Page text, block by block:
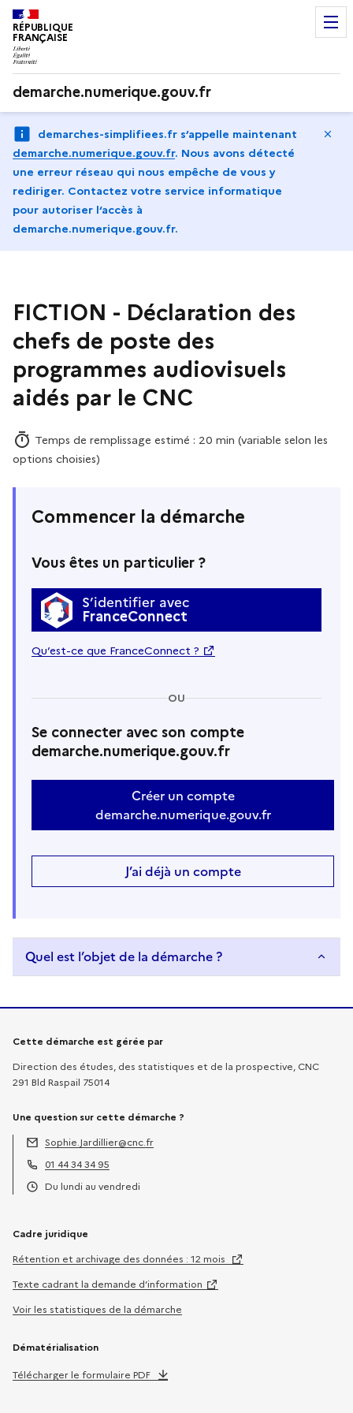
RÉPUBLIQUE
FRANÇAISE
demarche.numerique.gouv.fr
demarches-simplifiees.fr s’appelle maintenant
demarche.numerique.gouv.fr. Nous avons détecté
une erreur réseau qui nous empêche de vous y
rediriger. Contactez votre service informatique
pour autoriser l‘accès à
demarche.numerique.gouv.fr.
FICTION - Déclaration des
chefs de poste des
programmes audiovisuels
aidés par le CNC
Temps de remplissage estimé : 20 min (variable selon les
options choisies)
Commencer la démarche
Vous êtes un particulier ?
S’identifier avec
FranceConnect
Qu’est-ce que FranceConnect ?
OU
Se connecter avec son compte
demarche.numerique.gouv.fr
Créer un compte
demarche.numerique.gouv.fr
J’ai déjà un compte
Quel est l’objet de la démarche ?
Informations sur la démarche
Cette démarche est gérée par
Direction des études, des statistiques et de la prospective, CNC
291 Bld Raspail 75014
Une question sur cette démarche ?
Adresse électronique :
Sophie.Jardillier@cnc.fr
Téléphone :
01 44 34 34 95
Du lundi au vendredi
Cadre juridique
Rétention et archivage des données : 12 mois
Texte cadrant la demande d’information
Voir les statistiques de la démarche
Dématérialisation
Télécharger le formulaire PDF